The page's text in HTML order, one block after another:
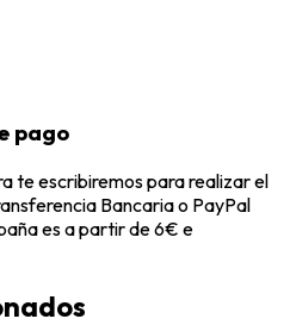
pago
te escribiremos para realizar el
Bancaria o PayPal
es a partir de 6€ e